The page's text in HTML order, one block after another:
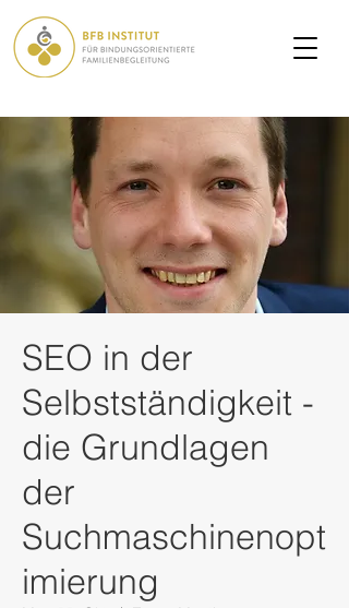
SEO in der
Selbstständigkeit -
die Grundlagen
der
Suchmaschinenopt
imierung